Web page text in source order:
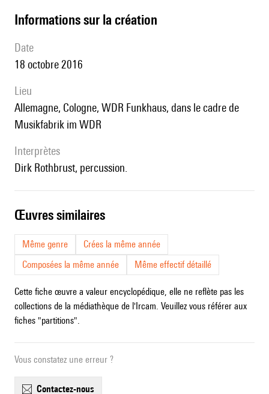
informations sur la création
date
18 octobre 2016
lieu
Allemagne, Cologne, WDR Funkhaus, dans le cadre de
Musikfabrik im WDR
interprètes
Dirk Rothbrust, percussion.
œuvres similaires
Même genre
Crées la même année
Composées la même année
Même effectif détaillé
Cette fiche œuvre a valeur encyclopédique, elle ne reflète pas les
collections de la médiathèque de l'Ircam. Veuillez vous référer aux
fiches "partitions".
Vous constatez une erreur ?
contactez-nous